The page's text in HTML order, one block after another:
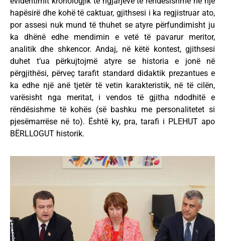
hapësirë dhe kohë të caktuar, gjithsesi i ka regjistruar ato,
por assesi nuk mund të thuhet se atyre përfundimisht ju
ka dhënë edhe mendimin e vetë të pavarur meritor,
analitik dhe shkencor. Andaj, në këtë kontest, gjithsesi
duhet t’ua përkujtojmë atyre se historia e jonë në
përgjithësi, përveç tarafit standard didaktik prezantues e
ka edhe një anë tjetër të vetin karakteristik, në të cilën,
varësisht nga meritat, i vendos të gjitha ndodhitë e
rëndësishme të kohës (së bashku me personalitetet si
pjesëmarrëse në to). Është ky, pra, tarafi i PLEHUT apo
BËRLLOGUT historik.